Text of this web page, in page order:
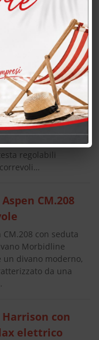
divano Morbidline
un divano moderno
regolabili
CM.234
CM.234 con sedute
Morbidline Macon
moderno e
regolabili
CM.208
con seduta
Morbidline
un divano moderno,
da una
con
elettrico